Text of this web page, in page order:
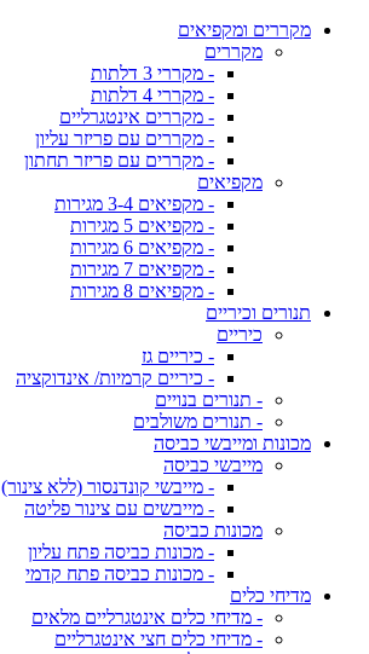
מקררים ומקפיאים
מקררים
- מקררי 3 דלתות
- מקררי 4 דלתות
- מקררים אינטגרליים
- מקררים עם פריזר עליון
- מקררים עם פריזר תחתון
מקפיאים
- מקפיאים 3-4 מגירות
- מקפיאים 5 מגירות
- מקפיאים 6 מגירות
- מקפיאים 7 מגירות
- מקפיאים 8 מגירות
תנורים וכיריים
כיריים
- כיריים גז
- כיריים קרמיות/ אינדוקציה
- תנורים בנויים
- תנורים משולבים
מכונות ומייבשי כביסה
מייבשי כביסה
- מייבשי קונדנסור (ללא צינור)
- מייבשים עם צינור פליטה
מכונות כביסה
- מכונות כביסה פתח עליון
- מכונות כביסה פתח קדמי
מדיחי כלים
- מדיחי כלים אינטגרליים מלאים
- מדיחי כלים חצי אינטגרליים